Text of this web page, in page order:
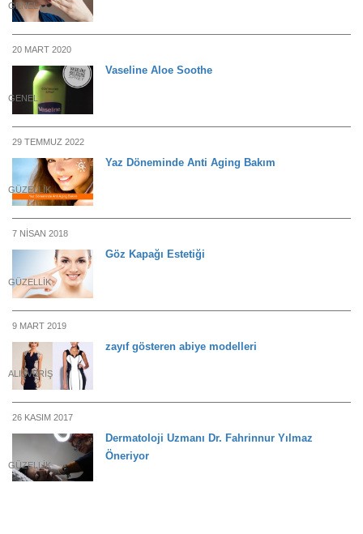
GENEL
20 MART 2020
GENEL
Vaseline Aloe Soothe
29 TEMMUZ 2022
GÜZELLIK
Yaz Döneminde Anti Aging Bakım
7 NISAN 2018
GÜZELLIK
Göz Kapağı Estetiği
9 MART 2019
ALIŞVERIŞ
zayıf gösteren abiye modelleri
26 KASIM 2017
GÜZELLIK
Dermatoloji Uzmanı Dr. Fahrinnur Yılmaz
Öneriyor